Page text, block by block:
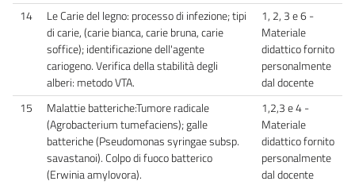
14
Le Carie del legno: processo di infezione; tipi
di carie, (carie bianca, carie bruna, carie
soffice); identificazione dell'agente
cariogeno. Verifica della stabilità degli
alberi: metodo VTA.
1, 2, 3 e 6 -
Materiale
didattico fornito
personalmente
dal docente
15
Malattie batteriche:Tumore radicale
(Agrobacterium tumefaciens); galle
batteriche (Pseudomonas syringae subsp.
savastanoi). Colpo di fuoco batterico
(Erwinia amylovora).
1,2,3 e 4 -
Materiale
didattico fornito
personalmente
dal docente